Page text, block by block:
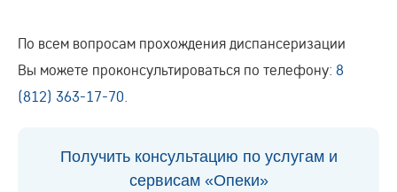
По всем вопросам прохождения диспансеризации
Вы можете проконсультироваться по телефону: 8
(812) 363-17-70
Получить консультацию по услугам и
сервисам «Опеки»